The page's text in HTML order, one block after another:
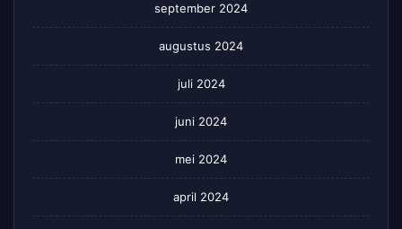
september 2024
augustus 2024
juli 2024
juni 2024
mei 2024
april 2024